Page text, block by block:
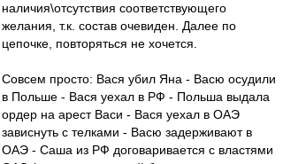
наличия\отсутствия соответствующего
желания, т.к. состав очевиден. Далее по
цепочке, повторяться не хочется.
Совсем просто: Вася убил Яна - Васю осудили
в Польше - Вася уехал в РФ - Польша выдала
ордер на арест Васи - Вася уехал в ОАЭ
зависнуть с телками - Васю задерживают в
ОАЭ - Саша из РФ договаривается с властями